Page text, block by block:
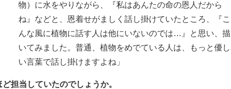
物）に水をやりながら、『私はあんたの命の恩人だから
ね』などと、恩着せがましく話し掛けていたところ、『こ
んな風に植物に話す人は他にいないのでは…』と思い、描
いてみました。普通、植物をめでている人は、もっと優し
い言葉で話し掛けますよね」
担当していたのでしょうか。